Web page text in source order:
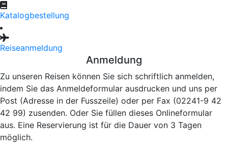
Katalogbestellung
Reiseanmeldung
Anmeldung
Zu unseren Reisen können Sie sich schriftlich anmelden,
indem Sie das Anmeldeformular ausdrucken und uns per
Post (Adresse in der Fusszeile) oder per Fax (02241-9 42
42 99) zusenden. Oder Sie füllen dieses Onlineformular
aus. Eine Reservierung ist für die Dauer von 3 Tagen
möglich.